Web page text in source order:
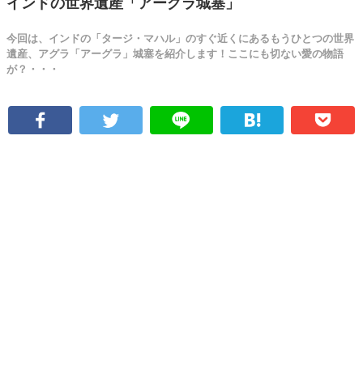
インドの世界遺産「アーグラ城塞」
今回は、インドの「タージ・マハル」のすぐ近くにあるもうひとつの世界
遺産、アグラ「アーグラ」城塞を紹介します！ここにも切ない愛の物語
が？・・・